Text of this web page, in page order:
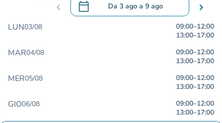
chevron_left calendar_today Da 3 ago a 9 ago
.Aprire il calendario per modificare le
chevron_right
LUN03/08 09:00–12:00
13:00–17:00
MAR04/08 09:00–12:00
13:00–17:00
MER05/08 09:00–12:00
13:00–17:00
GIO06/08 09:00–12:00
13:00–17:00